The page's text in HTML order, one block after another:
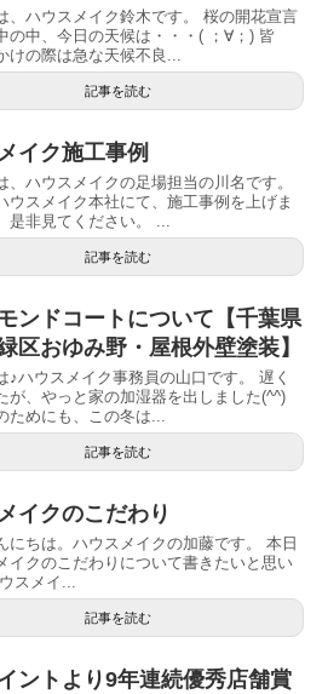
、ハウスメイク鈴木です。 桜の開花宣言
の中、今日の天候は・・・( ；∀；) 皆
けの際は急な天候不良...
記事を読む
イク施工事例
、ハウスメイクの足場担当の川名です。
ウスメイク本社にて、施工事例を上げま
是非見てください。 ...
記事を読む
ンドコートについて【千葉県
区おゆみ野・屋根外壁塗装】
♪ハウスメイク事務員の山口です。 遅く
が、やっと家の加湿器を出しました(^^)
ためにも、この冬は...
記事を読む
イクのこだわり
にちは。ハウスメイクの加藤です。 本日
イクのこだわりについて書きたいと思い
スメイ...
記事を読む
ントより9年連続優秀店舗賞